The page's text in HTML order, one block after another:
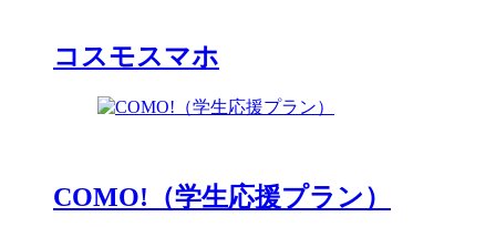
コスモスマホ
COMO!（学生応援プラン）